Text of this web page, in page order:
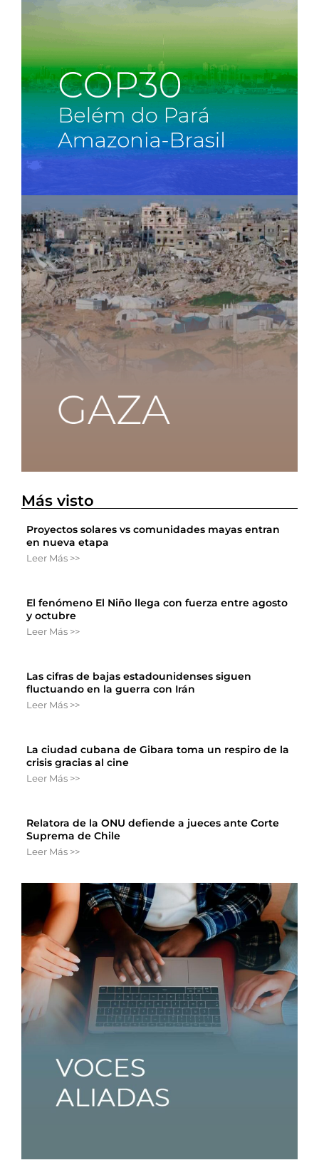
Más visto
Proyectos solares vs comunidades mayas entran
en nueva etapa
Leer Más >>
El fenómeno El Niño llega con fuerza entre agosto
y octubre
Leer Más >>
Las cifras de bajas estadounidenses siguen
fluctuando en la guerra con Irán
Leer Más >>
La ciudad cubana de Gibara toma un respiro de la
crisis gracias al cine
Leer Más >>
Relatora de la ONU defiende a jueces ante Corte
Suprema de Chile
Leer Más >>